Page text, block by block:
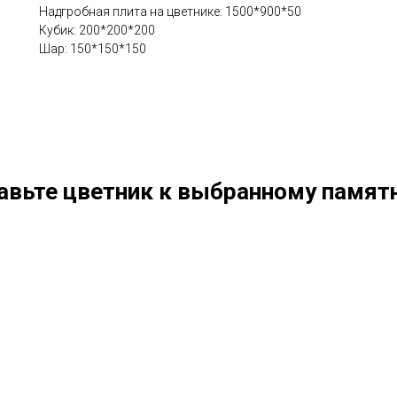
Надгробная плита на цветнике: 1500*900*50
Кубик: 200*200*200
Шар: 150*150*150
цветник к выбранному